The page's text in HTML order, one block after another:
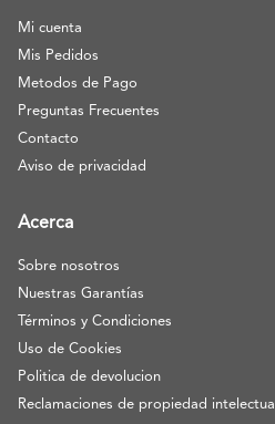
Mi cuenta
Mis Pedidos
Metodos de Pago
Preguntas Frecuentes
Contacto
Aviso de privacidad
Acerca
Sobre nosotros
Nuestras Garantías
Términos y Condiciones
Uso de Cookies
Politica de devolucion
Reclamaciones de propiedad intelectual